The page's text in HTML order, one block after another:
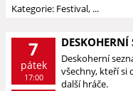
Kategorie: Festival, ...
7
pátek
17:00
Deskoherní
všechny, kteří si
další hráče.